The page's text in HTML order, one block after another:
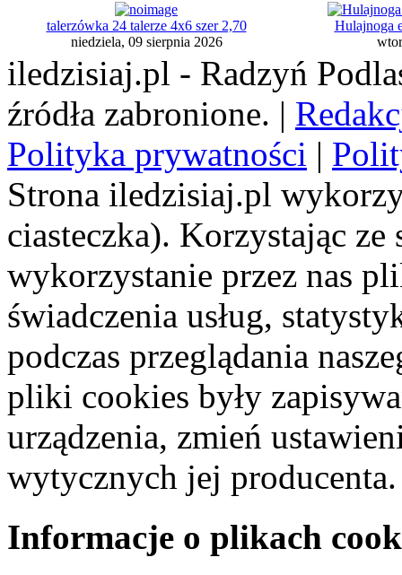
talerzówka 24 talerze 4x6 szer 2,70
niedziela, 09 sierpnia 2026
Hulajnoga
iledzisiaj.pl - Radzyń
źródła zabronione. |
Polityka prywatności |
Strona iledzisiaj.pl
ciasteczka). Korzystając
wykorzystanie przez nas
świadczenia usług,
podczas przeglądania
pliki cookies były
urządzenia, zmień
wytycznych jej producenta.
Informacje o plikach